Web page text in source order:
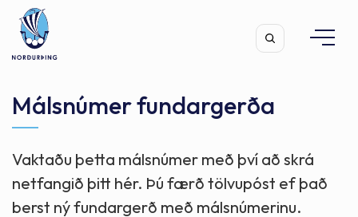
Leita
Málsnúmer fundargerða
Vaktaðu þetta málsnúmer með því að skrá
netfangið þitt hér. Þú færð tölvupóst ef það
berst ný fundargerð með málsnúmerinu.